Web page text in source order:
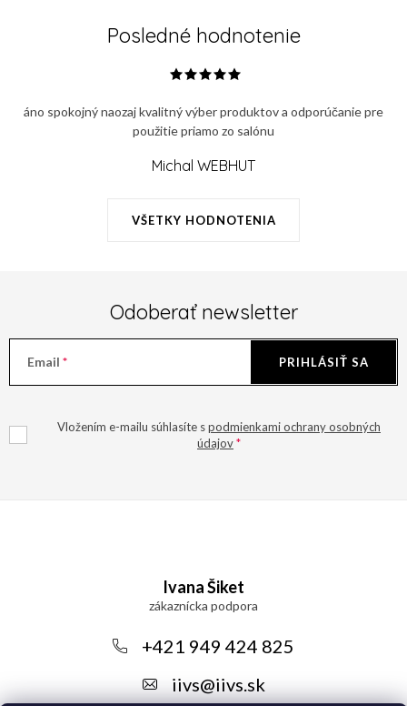
Posledné hodnotenie
VŠETKY HODNOTENIA
áno spokojný naozaj kvalitný výber produktov a odporúčanie pre
použitie priamo zo salónu
Michal WEBHUT
Odoberať newsletter
Email
Vložením e-mailu súhlasíte spodmienkami ochrany osobných
údajov
PRIHLÁSIŤ SA
Ivana Šiket
+421 949 424 825
iivs@iivs.sk